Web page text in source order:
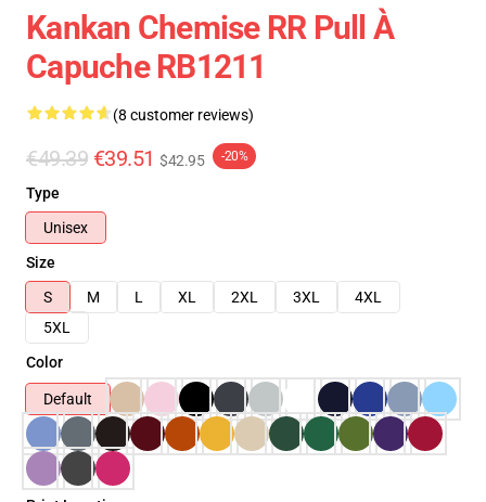
Kankan Chemise RR Pull À
Capuche RB1211
(8 customer reviews)
€49.39 €39.51 $42.95 -20%
Type
Unisex
Size
S
M L XL 2XL 3XL
4XL
5XL
Color
Default